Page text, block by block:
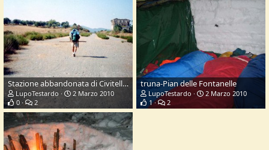
Stazione abbandonata di Civitella Cesi
LupoTestardo
2 Marzo 2010
0
2
truna-Pian delle Fontanelle
LupoTestardo
2 Marzo 2010
1
2